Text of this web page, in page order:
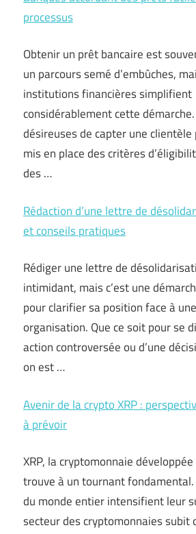
processus
Obtenir un prêt bancaire est
un parcours semé d’embûches,
institutions financières simplifient
considérablement cette
désireuses de capter une
mis en place des critères
des …
Rédaction d’une lettre de
et conseils pratiques
Rédiger une lettre de
intimidant, mais c’est une
pour clarifier sa position face à
organisation. Que ce soit pour se
action controversée ou d’une
on est …
Avenir de la crypto XRP :
à prévoir
XRP, la cryptomonnaie
trouve à un tournant
du monde entier intensifient leur
secteur des cryptomonnaies subit